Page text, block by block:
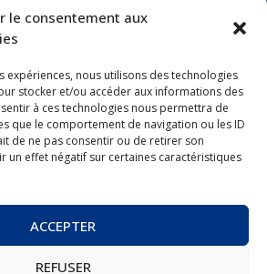
le consentement aux
expériences, nous utilisons des technologies
stocker et/ou accéder aux informations des
à ces technologies nous permettra de
que le comportement de navigation ou les ID
de ne pas consentir ou de retirer son
un effet négatif sur certaines caractéristiques
ACCEPTER
REFUSER
:
– 17h00
Vente (CGV)